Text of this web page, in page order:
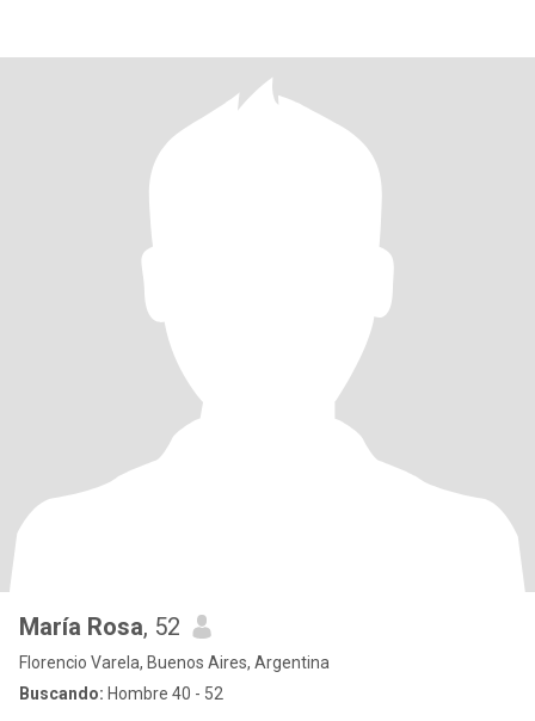
María Rosa, 52
Florencio Varela, Buenos Aires, Argentina
Buscando: Hombre 40 - 52